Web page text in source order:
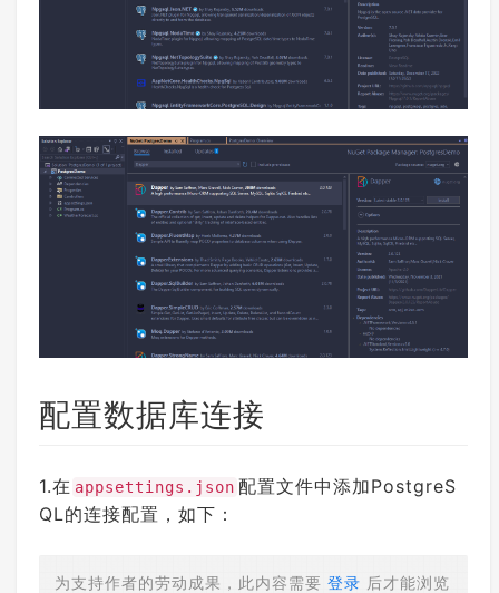
配置数据库连接
1.在 appsettings.json 配置文件中添加PostgreS
QL的连接配置，如下：
为支持作者的劳动成果，此内容需要 登录 后才能浏览